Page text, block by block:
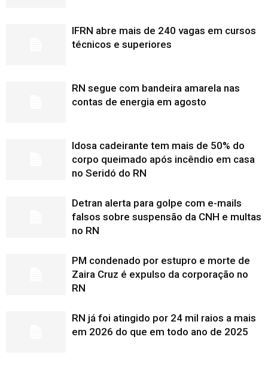
IFRN abre mais de 240 vagas em cursos
técnicos e superiores
RN segue com bandeira amarela nas
contas de energia em agosto
Idosa cadeirante tem mais de 50% do
corpo queimado após incêndio em casa
no Seridó do RN
Detran alerta para golpe com e-mails
falsos sobre suspensão da CNH e multas
no RN
PM condenado por estupro e morte de
Zaira Cruz é expulso da corporação no
RN
RN já foi atingido por 24 mil raios a mais
em 2026 do que em todo ano de 2025